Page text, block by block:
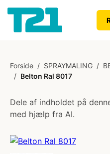
Forside / SPRAYMALING /
/ Belton Ral 8017
Dele af indholdet på
med hjælp fra AI.